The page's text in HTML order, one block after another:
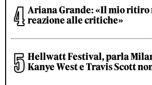
Ariana Grande: «Il mio ritiro
reazione alle critiche»
Hellwatt Festival, parla
Kanye West e Travis Scott